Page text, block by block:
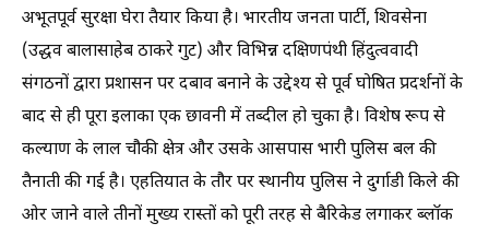
अभूतपूर्व सुरक्षा घेरा तैयार किया है। भारतीय जनता पार्टी, शिवसेना
(उद्धव बालासाहेब ठाकरे गुट) और विभिन्न दक्षिणपंथी हिंदुत्ववादी
संगठनों द्वारा प्रशासन पर दबाव बनाने के उद्देश्य से पूर्व घोषित प्रदर्शनों के
बाद से ही पूरा इलाका एक छावनी में तब्दील हो चुका है। विशेष रूप से
कल्याण के लाल चौकी क्षेत्र और उसके आसपास भारी पुलिस बल की
तैनाती की गई है। एहतियात के तौर पर स्थानीय पुलिस ने दुर्गाडी किले की
ओर जाने वाले तीनों मुख्य रास्तों को पूरी तरह से बैरिकेड लगाकर ब्लॉक